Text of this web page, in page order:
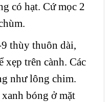
có hạt. Cứ mọc 2
thùy thuôn dài,
xẹp trên cành. Các
như lông chim.
bóng ở mặt